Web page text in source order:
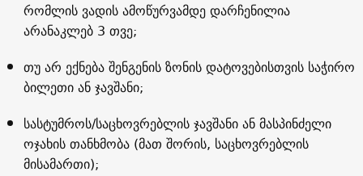
რომლის ვადის ამოწურვამდე დარჩენილია
არანაკლებ 3 თვე;
თუ არ ექნება შენგენის ზონის დატოვებისთვის საჭირო
ბილეთი ან ჯავშანი;
სასტუმროს/საცხოვრებლის ჯავშანი ან მასპინძელი
ოჯახის თანხმობა (მათ შორის, საცხოვრებლის
მისამართი);